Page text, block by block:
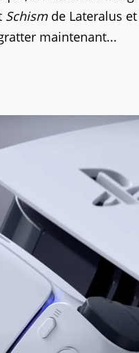
Schism de Lateralus et
maintenant...